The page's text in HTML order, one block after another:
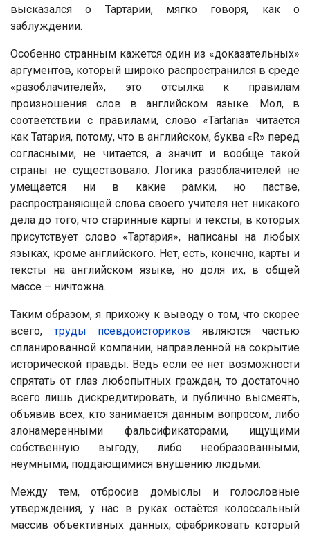
высказался о Тартарии, мягко говоря, как о
заблуждении.
Особенно странным кажется один из «доказательных»
аргументов, который широко распространился в среде
«разоблачителей», это отсылка к правилам
произношения слов в английском языке. Мол, в
соответствии с правилами, слово «Tartaria» читается
как Татария, потому, что в английском, буква «R» перед
согласными, не читается, а значит и вообще такой
страны не существовало. Логика разоблачителей не
умещается ни в какие рамки, но пастве,
распространяющей слова своего учителя нет никакого
дела до того, что старинные карты и тексты, в которых
присутствует слово «Тартария», написаны на любых
языках, кроме английского. Нет, есть, конечно, карты и
тексты на английском языке, но доля их, в общей
массе – ничтожна.
Таким образом, я прихожу к выводу о том, что скорее
всего,труды псевдоисториков являются частью
спланированной компании, направленной на сокрытие
исторической правды. Ведь если её нет возможности
спрятать от глаз любопытных граждан, то достаточно
всего лишь дискредитировать, и публично высмеять,
объявив всех, кто занимается данным вопросом, либо
злонамеренными фальсификаторами, ищущими
собственную выгоду, либо необразованными,
неумными, поддающимися внушению людьми.
Между тем, отбросив домыслы и голословные
утверждения, у нас в руках остаётся колоссальный
массив объективных данных, сфабриковать который